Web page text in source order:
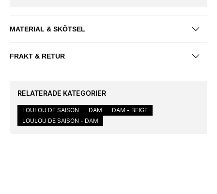
MATERIAL & SKÖTSEL
FRAKT & RETUR
RELATERADE KATEGORIER
LOULOU DE SAISON DAM
DAM - BEIGE
LOULOU DE SAISON - DAM